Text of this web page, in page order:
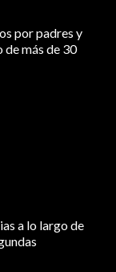
por padres y
más de 30
a lo largo de